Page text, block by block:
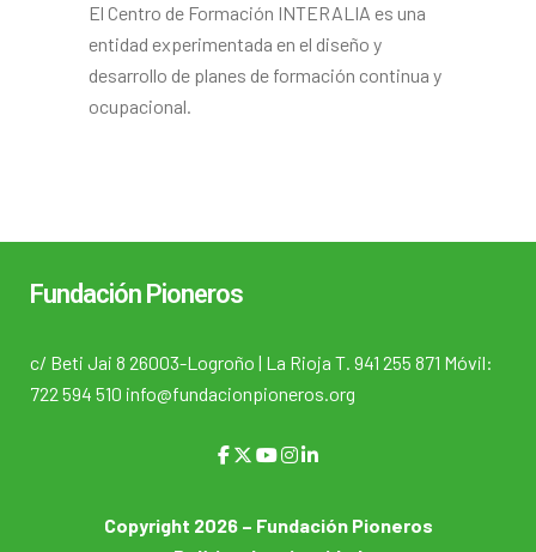
El Centro de Formación INTERALIA es una
entidad experimentada en el diseño y
desarrollo de planes de formación continua y
ocupacional.
Fundación Pioneros
c/ Beti Jai 8 26003-Logroño | La Rioja T. 941 255 871 Móvil:
722 594 510 info@fundacionpioneros.org
Copyright 2026 – Fundación Pioneros